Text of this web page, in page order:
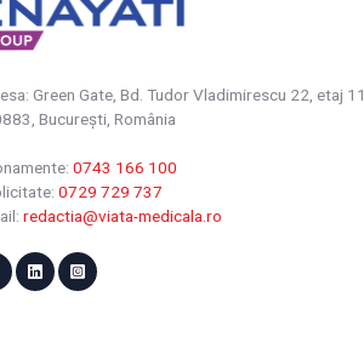
Green Gate, Bd. Tudor Vladimirescu 22, etaj 11,
Bucureşti, România
0743 166 100
0729 729 737
redactia@viata-medicala.ro